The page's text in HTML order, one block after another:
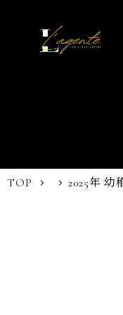
TOP 2025年 幼